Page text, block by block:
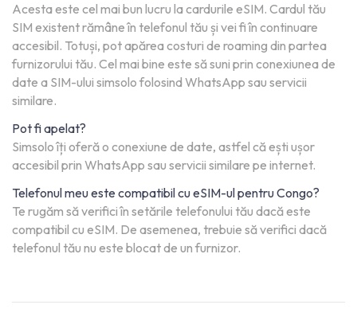
Acesta este cel mai bun lucru la cardurile eSIM. Cardul tău
SIM existent rămâne în telefonul tău și vei fi în continuare
accesibil. Totuși, pot apărea costuri de roaming din partea
furnizorului tău. Cel mai bine este să suni prin conexiunea de
date a SIM-ului simsolo folosind WhatsApp sau servicii
similare.
Pot fi apelat?
Simsolo îți oferă o conexiune de date, astfel că ești ușor
accesibil prin WhatsApp sau servicii similare pe internet.
Telefonul meu este compatibil cu eSIM-ul pentru Congo?
Te rugăm să verifici în setările telefonului tău dacă este
compatibil cu eSIM. De asemenea, trebuie să verifici dacă
telefonul tău nu este blocat de un furnizor.